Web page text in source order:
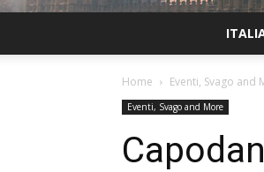
Home Eventi, Svago and
Eventi, Svago and More